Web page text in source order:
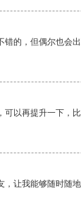
的，但偶尔也会
以再提升一下，
让我能够随时随地